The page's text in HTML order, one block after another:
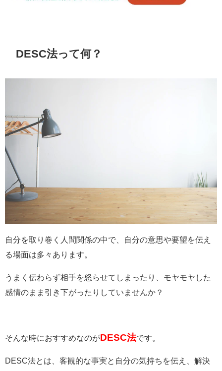
DESC法って何？
自分を取り巻く人間関係の中で、自分の意思や要望を伝え
る場面は多々あります。
うまく伝わらず相手を怒らせてしまったり、モヤモヤした
感情のまま引き下がったりしていませんか？
そんな時におすすめなのがDESC法です。
DESC法とは、客観的な事実と自分の気持ちを伝え、解決